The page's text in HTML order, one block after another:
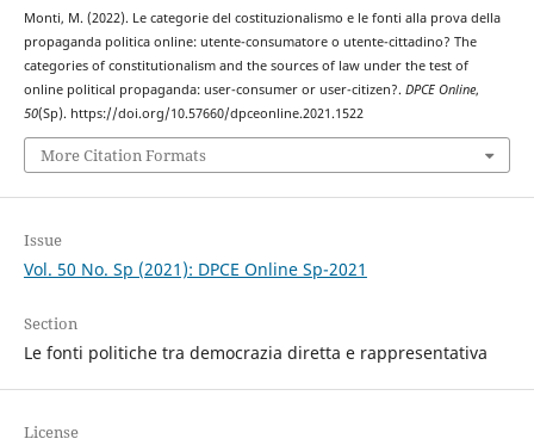
Monti, M. (2022). Le categorie del costituzionalismo e le fonti alla prova della
propaganda politica online: utente-consumatore o utente-cittadino? The
categories of constitutionalism and the sources of law under the test of
online political propaganda: user-consumer or user-citizen?. DPCE Online,
50(Sp). https://doi.org/10.57660/dpceonline.2021.1522
More Citation Formats
Issue
Vol. 50 No. Sp (2021): DPCE Online Sp-2021
Section
Le fonti politiche tra democrazia diretta e rappresentativa
License